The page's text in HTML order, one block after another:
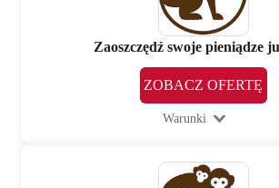
Zaoszczędź swoje pieniądze
ZOBACZ OFERTĘ
Warunki